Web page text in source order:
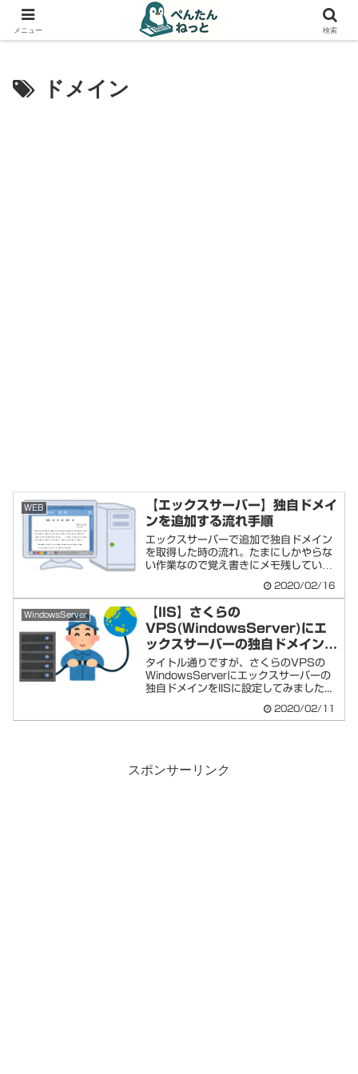
PCやガジェットの備忘録
ドメイン
WEB
【エックスサーバー】独自ドメイ
ンを追加する流れ手順
エックスサーバーで追加で独自ドメイン
を取得した時の流れ。たまにしかやらな
い作業なので覚え書きにメモ残していき
2020/02/16
WindowsServer
【IIS】さくらの
VPS(WindowsServer)にエ
ックスサーバーの独自ドメインを
設定してみた
タイトル通りですが、さくらのVPSの
WindowsServerにエックスサーバーの
独自ドメインをIISに設定してみました...
2020/02/11
スポンサーリンク
メニュー 検索